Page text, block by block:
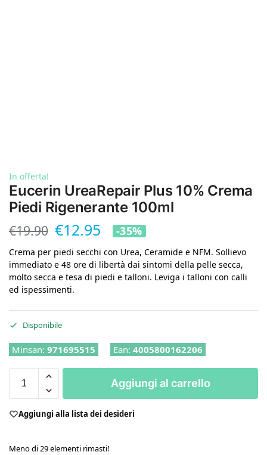
In offerta!
Eucerin UreaRepair Plus 10% Crema
Piedi Rigenerante 100ml
€19.90 €12.95 -35%
Crema per piedi secchi con Urea, Ceramide e NFM. Sollievo
immediato e 48 ore di libertà dai sintomi della pelle secca,
molto secca e tesa di piedi e talloni. Leviga i talloni con calli
ed ispessimenti.
Disponibile
Minsan: 971695515 Ean: 4005800162206
Aggiungi al carrello
Aggiungi alla lista dei desideri
Meno di 29 elementi rimasti!